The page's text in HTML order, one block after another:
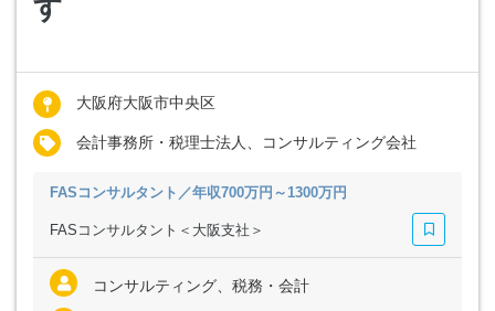
す
大阪府大阪市中央区
会計事務所・税理士法人、コンサルティング会社
FASコンサルタント／年収700万円～1300万円
FASコンサルタント＜大阪支社＞
コンサルティング、税務・会計